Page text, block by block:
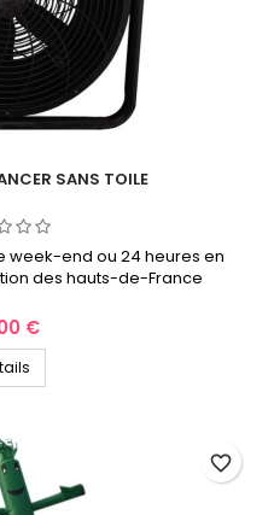
SANS TOILE
week-end ou 24 heures en
des hauts-de-France
€
favorite_border